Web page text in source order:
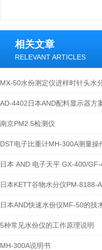
相关文章
RELEVANT ARTICLES
AD-4402日本AND配料显示器方
南京PM2.5检测仪
日本AND快速水份仪MF-50的技
5种常见水份仪的工作原理说明
MH-300A说明书